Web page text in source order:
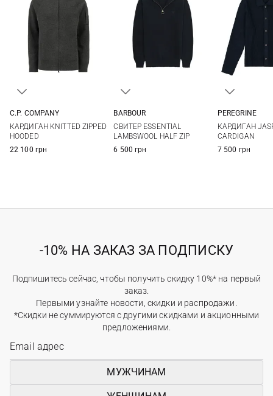
C.P. COMPANY
КАРДИГАН KNITTED ZIPPED
HOODED
22 100 грн
XXL
BARBOUR
СВИТЕР ESSENTIAL
LAMBSWOOL HALF ZIP
6 500 грн
PEREGRINE
КАРДИГАН
CARDIGAN
7 500 грн
-10% НА ЗАКАЗ ЗА ПОДПИСКУ
Подпишитесь сейчас, чтобы получить скидку 10%* на первый
заказ.
Первыми узнайте новости, скидки и распродажи.
*Скидки не суммируются с другими скидками и акционными
предложениями.
МУЖЧИНАМ